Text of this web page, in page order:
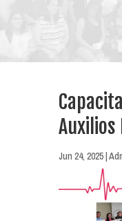
Auxilios
Jun 24, 2025|